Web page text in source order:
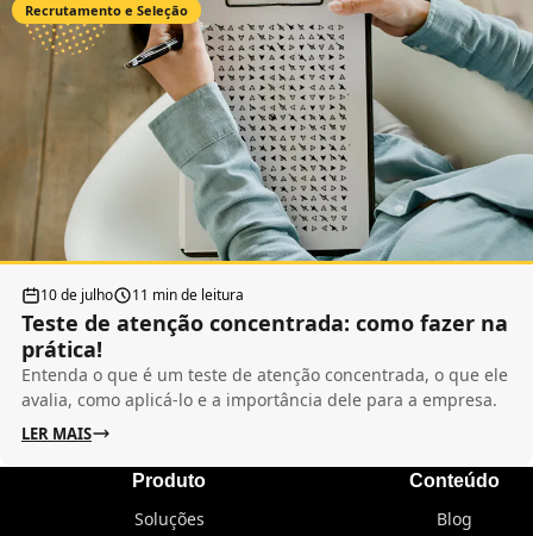
Recrutamento e Seleção
10 de julho 11 min de leitura
Teste de atenção concentrada: como fazer na
prática!
Entenda o que é um teste de atenção concentrada, o que ele
avalia, como aplicá-lo e a importância dele para a empresa.
LER MAIS
Produto
Soluções
Conteúdo
Blog